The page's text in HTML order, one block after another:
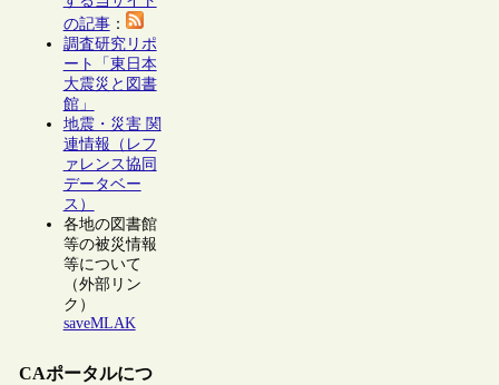
の記事：
調査研究リポ
ート「東日本
大震災と図書
館」
地震・災害 関
連情報（レフ
ァレンス協同
データベー
ス）
各地の図書館
等の被災情報
等について
（外部リン
ク）
saveMLAK
CAポータルにつ